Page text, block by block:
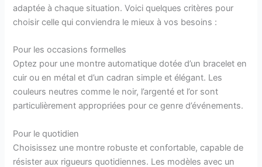
adaptée à chaque situation. Voici quelques critères pour
choisir celle qui conviendra le mieux à vos besoins :
Pour les occasions formelles
Optez pour une montre automatique dotée d’un bracelet en
cuir ou en métal et d’un cadran simple et élégant. Les
couleurs neutres comme le noir, l’argenté et l’or sont
particulièrement appropriées pour ce genre d’événements.
Pour le quotidien
Choisissez une montre robuste et confortable, capable de
résister aux rigueurs quotidiennes. Les modèles avec un